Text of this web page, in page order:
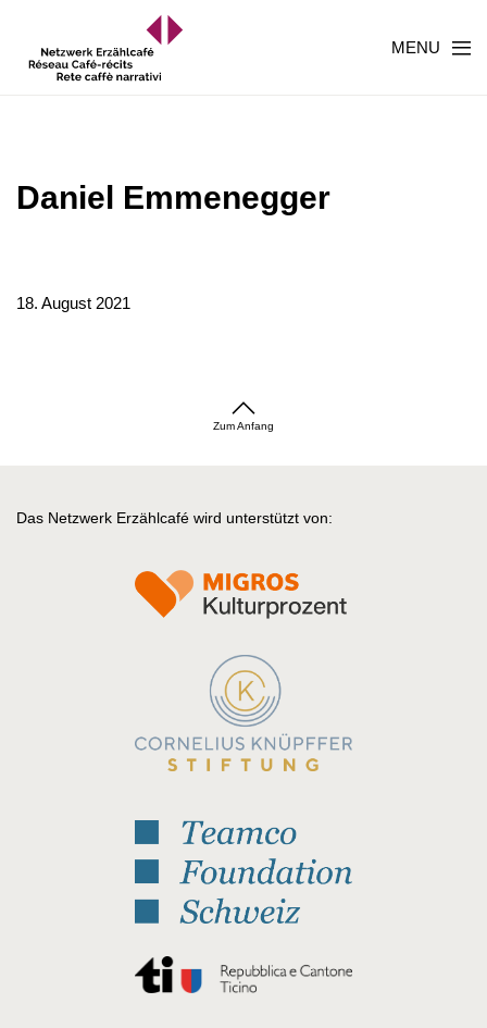
MENU
Daniel Emmenegger
18. August 2021
Zum Anfang
Das Netzwerk Erzählcafé wird unterstützt von: